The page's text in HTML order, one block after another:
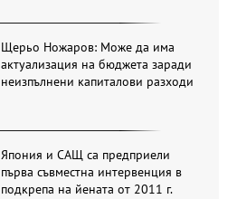
Щерьо Ножаров: Може да има
актуализация на бюджета заради
неизпълнени капиталови разходи
Япония и САЩ са предприели
първа съвместна интервенция в
подкрепа на йената от 2011 г.